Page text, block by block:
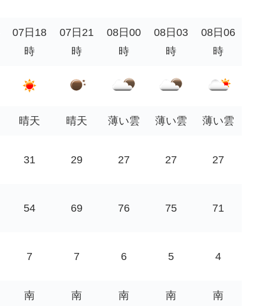
07日18
時
07日21
時
08日00
時
08日03
時
08日06
時
晴天 晴天 薄い雲 薄い雲 薄い雲
31 29 27 27 27
54 69 76 75 71
7 7 6 5 4
南 南 南 南 南